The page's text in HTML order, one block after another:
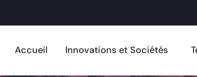
Accueil Innovations et Sociétés